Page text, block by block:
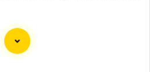
số câu giới thiệu cho việc